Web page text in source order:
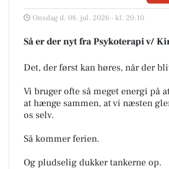
Onsdag d. 08. jul. 2026 - kl. 20:10
Så er der nyt fra Psykoterapi v/
Det, der først kan høres, når der
Vi bruger ofte så meget energi på
at hænge sammen, at vi næsten
os selv.
Så kommer ferien.
Og pludselig dukker tankerne op.